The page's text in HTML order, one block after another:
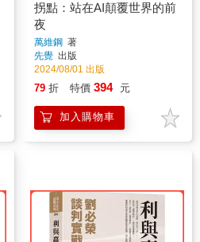
拐點：站在AI顛覆世界的前
夜
萬維鋼 著
先覺 出版
2024/08/01 出版
79 折 特價 394 元
加入購物車